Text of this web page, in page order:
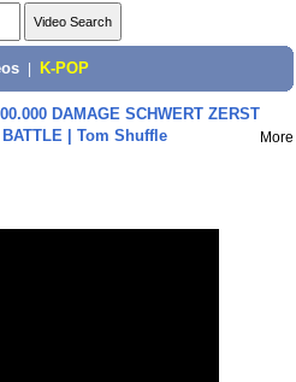
K-POP
DAMAGE SCHWERT ZERST
| Tom Shuffle
More